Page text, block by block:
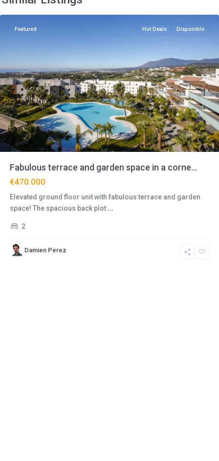
Flamingos
Featured Hot Deals Disponible
Fabulous terrace and garden space in a corne...
€470.000
Elevated ground floor unit with fabulous terrace and garden
space! The spacious back plot ...
2
Damien Perez